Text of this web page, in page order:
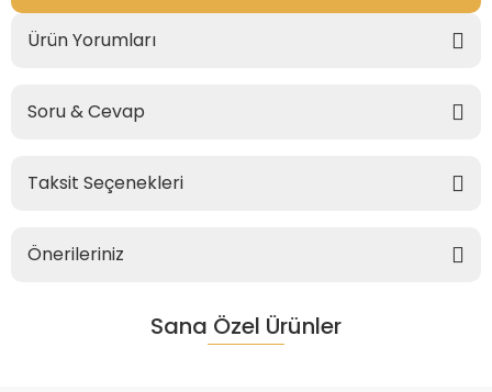
Ürün Yorumları
Soru & Cevap
Taksit Seçenekleri
Önerileriniz
Sana Özel Ürünler